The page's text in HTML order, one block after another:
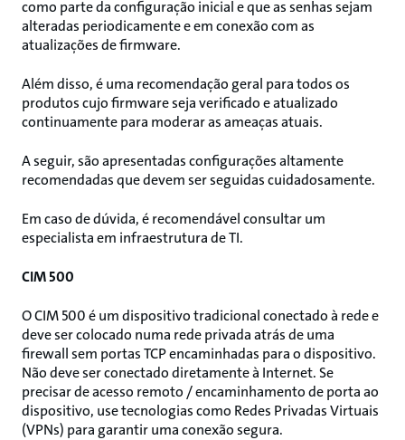
como parte da configuração inicial e que as senhas sejam
alteradas periodicamente e em conexão com as
atualizações de firmware.
Além disso, é uma recomendação geral para todos os
produtos cujo firmware seja verificado e atualizado
continuamente para moderar as ameaças atuais.
A seguir, são apresentadas configurações altamente
recomendadas que devem ser seguidas cuidadosamente.
Em caso de dúvida, é recomendável consultar um
especialista em infraestrutura de TI.
CIM 500
O CIM 500 é um dispositivo tradicional conectado à rede e
deve ser colocado numa rede privada atrás de uma
firewall sem portas TCP encaminhadas para o dispositivo.
Não deve ser conectado diretamente à Internet. Se
precisar de acesso remoto / encaminhamento de porta ao
dispositivo, use tecnologias como Redes Privadas Virtuais
(VPNs) para garantir uma conexão segura.